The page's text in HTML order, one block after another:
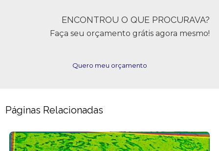
ENCONTROU O QUE PROCURAVA?
Faça seu orçamento grátis agora mesmo!
Quero meu orçamento
Páginas Relacionadas